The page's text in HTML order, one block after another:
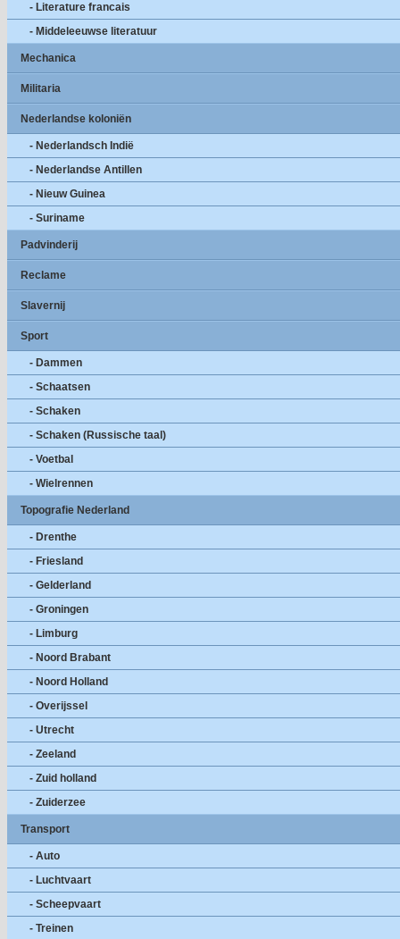
- Literature francais
- Middeleeuwse literatuur
Mechanica
Militaria
Nederlandse koloniën
- Nederlandsch Indië
- Nederlandse Antillen
- Nieuw Guinea
- Suriname
Padvinderij
Reclame
Slavernij
Sport
- Dammen
- Schaatsen
- Schaken
- Schaken (Russische taal)
- Voetbal
- Wielrennen
Topografie Nederland
- Drenthe
- Friesland
- Gelderland
- Groningen
- Limburg
- Noord Brabant
- Noord Holland
- Overijssel
- Utrecht
- Zeeland
- Zuid holland
- Zuiderzee
Transport
- Auto
- Luchtvaart
- Scheepvaart
- Treinen